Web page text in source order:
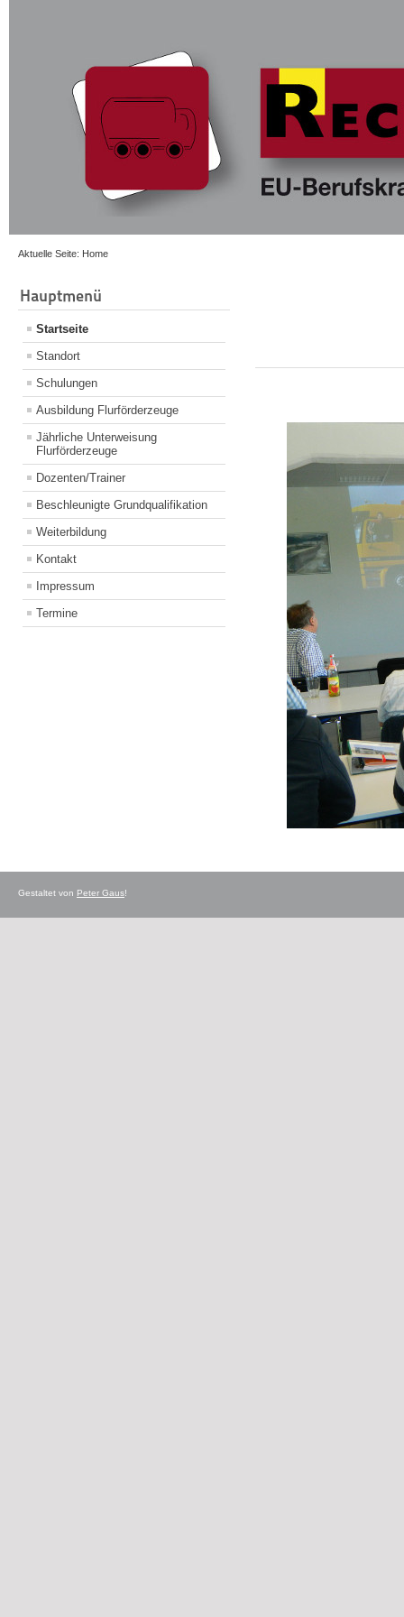
Aktuelle Seite: Home
Hauptmenü
Startseite
Standort
Schulungen
Ausbildung Flurförderzeuge
Jährliche Unterweisung
Flurförderzeuge
Dozenten/Trainer
Beschleunigte Grundqualifikation
Weiterbildung
Kontakt
Impressum
Termine
Gestaltet von Peter Gaus!